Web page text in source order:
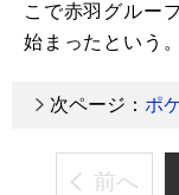
こで赤羽グルー
始まったという。
次ページ： ポ
前へ